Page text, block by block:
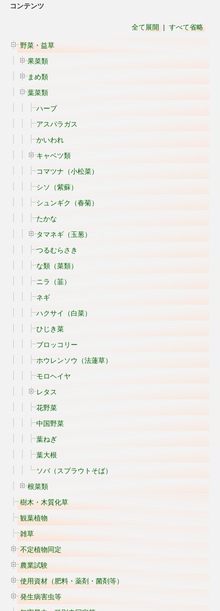
コンテンツ
全て展開 | すべて省略
野菜・益草
果菜類
まめ類
葉菜類
ハーブ
アスパラガス
かいわれ
キャベツ類
コマツナ（小松菜）
シソ（紫蘇）
シュンギク（春菊）
たかな
タマネギ（玉葱）
つるむらさき
な類（菜類）
ニラ（韮）
ネギ
ハクサイ（白菜）
ひじき菜
ブロッコリー
ホウレンソウ（法蓮草）
モロヘイヤ
レタス
花野菜
中国野菜
葉ねぎ
葉大根
ソバ（スプラウトそば）
根菜類
樹木・木質化草
観葉植物
雑草
不定植物同定
農業試験
使用資材（肥料・薬剤・菌剤等）
発生病害虫等